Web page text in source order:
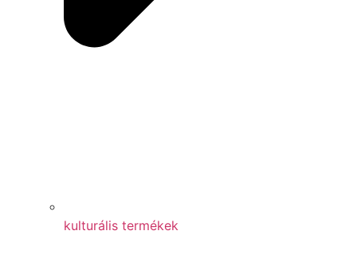
kulturális termékek